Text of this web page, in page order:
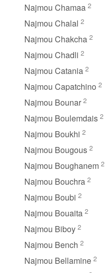
Najmou Chamaa 2
Najmou Chalal 2
Najmou Chakcha 2
Najmou Chadli 2
Najmou Catania 2
Najmou Capatchino 2
Najmou Bounar 2
Najmou Boulemdais 2
Najmou Boukhi 2
Najmou Bougous 2
Najmou Boughanem 2
Najmou Bouchra 2
Najmou Boubi 2
Najmou Bouaita 2
Najmou Biboy 2
Najmou Bench 2
Najmou Bellamine 2